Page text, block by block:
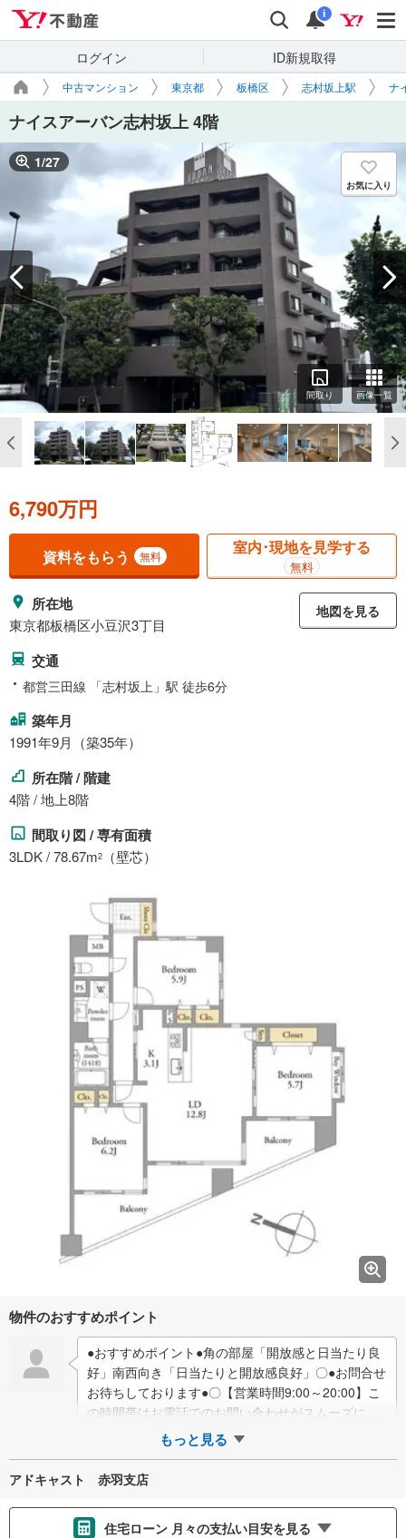
検索 通知
i
ログイン ID新規取得
中古マンション 東京都 板橋区 志村坂上駅 ナ
ナイスアーバン志村坂上 4階
1/27
お気に入り
間取り 画像一覧
6,790万円
資料をもらう 無料 室内･現地を見学する
無料
所在地
東京都板橋区小豆沢3丁目
地図を見る
交通
都営三田線 「志村坂上」駅 徒歩6分
築年月
1991年9月（築35年）
所在階 / 階建
4階 / 地上8階
間取り図 / 専有面積
3LDK / 78.67m2 （壁芯）
物件のおすすめポイント
●おすすめポイント●角の部屋「開放感と日当たり良
好」南西向き「日当たりと開放感良好」〇●お問合せ
お待ちしております●〇【営業時間9:00～20:00】こ
の時間帯はお電話でのお問い合わせがスムーズにご
案内が出来ます。物件をご覧になり…
もっと見る
アドキャスト 赤羽支店
住宅ローン 月々の支払い目安を見る